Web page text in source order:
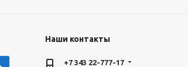
Наши контакты
+7 343 22-777-17